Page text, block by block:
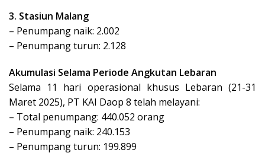
3. Stasiun Malang
– Penumpang naik: 2.002
– Penumpang turun: 2.128
Akumulasi Selama Periode Angkutan Lebaran
Selama 11 hari operasional khusus Lebaran (21-31
Maret 2025), PT KAI Daop 8 telah melayani:
– Total penumpang: 440.052 orang
– Penumpang naik: 240.153
– Penumpang turun: 199.899